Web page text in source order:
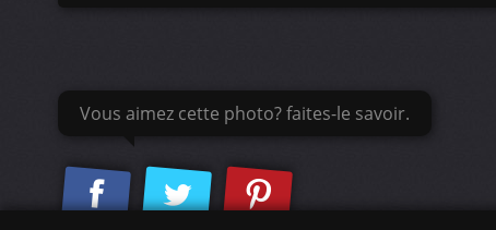
Vous aimez cette photo? faites-le savoir.